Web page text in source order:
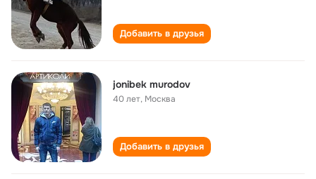
Добавить в друзья
jonibek murodov
40 лет, Москва
Добавить в друзья